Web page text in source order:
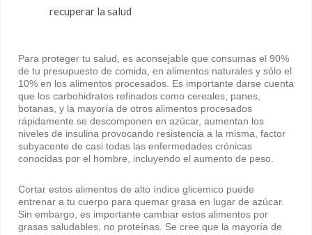
recuperar la salud
Para proteger tu salud, es aconsejable que consumas el 90%
de tu presupuesto de comida, en alimentos naturales y sólo el
10% en los alimentos procesados. Es importante darse cuenta
que los carbohidratos refinados como cereales, panes,
botanas, y la mayoría de otros alimentos procesados
rápidamente se descomponen en azúcar, aumentan los
niveles de insulina provocando resistencia a la misma, factor
subyacente de casi todas las enfermedades crónicas
conocidas por el hombre, incluyendo el aumento de peso.
Cortar estos alimentos de alto índice glicemico puede
entrenar a tu cuerpo para quemar grasa en lugar de azúcar.
Sin embargo, es importante cambiar estos alimentos por
grasas saludables, no proteínas. Se cree que la mayoría de